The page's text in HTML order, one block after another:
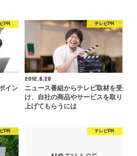
PR
イン
テレビPR
2012.8.28
ニュース番組からテレビ取材を受
け、自社の商品やサービスを取り
上げてもらうには
PR テレビPR